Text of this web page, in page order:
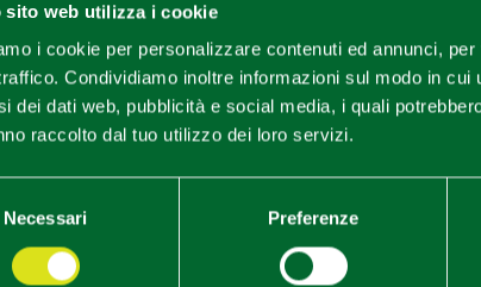
sito web utilizza i cookie
i cookie per personalizzare contenuti ed annunci,
Condividiamo inoltre informazioni sul modo in
dei dati web, pubblicità e social media, i quali
raccolto dal tuo utilizzo dei loro servizi.
Necessari Preferenze
Castello di Contignaco
cittadino di Salsomaggiore, si trova un altro Castello: è
, chiamata anche Fortezza Aldighieri. La visita qui non si
sia originario del 1030, e alle stanze dove, secondo la
durante gli anni del suo esilio.
diproduzione di latte e vino, ottenuti uno dai
che si estendono sulle colline che circondano il maniero.
- Terme Respighi a Tabiano